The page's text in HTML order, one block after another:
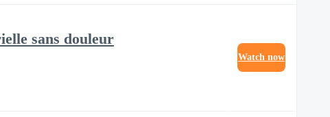
sans douleur
Watch now